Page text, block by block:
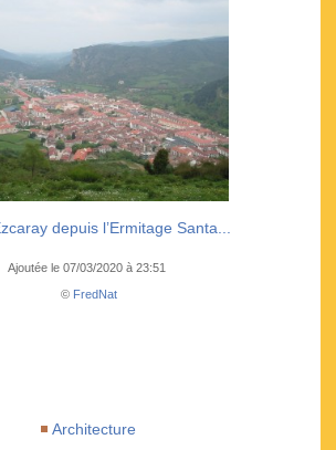
depuis l’Ermitage Santa...
Ajoutée le 07/03/2020 à 23:51
© FredNat
Architecture